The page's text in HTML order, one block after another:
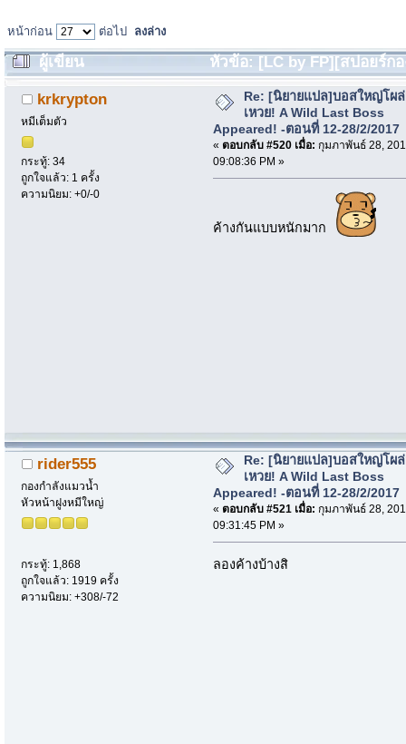
หน้าก่อน ต่อไป ลงล่าง
ผู้เขียน
หัวข้อ: [LC by FP][สปอยร์ก
Last Boss Appeared! (อ่าน 715919 ครั้ง)
krkrypton
หมีเต็มตัว
กระทู้: 34
ถูกใจแล้ว: 1 ครั้ง
ความนิยม: +0/-0
Re: [นิยายแปล]บอสใหญ่โผ
เหวย! A Wild Last Boss
Appeared! -ตอนที่ 12-28/2/2017
« ตอบกลับ #520 เมื่อ: กุมภาพันธ์ 28,
09:08:36 PM »
ค้างกันแบบหนักมาก
rider555
กองกำลังแมวน้ำ
หัวหน้าฝูงหมีใหญ่
กระทู้: 1,868
ถูกใจแล้ว: 1919 ครั้ง
ความนิยม: +308/-72
Re: [นิยายแปล]บอสใหญ่โผ
เหวย! A Wild Last Boss
Appeared! -ตอนที่ 12-28/2/2017
« ตอบกลับ #521 เมื่อ: กุมภาพันธ์ 28,
09:31:45 PM »
ลองค้างบ้างสิ